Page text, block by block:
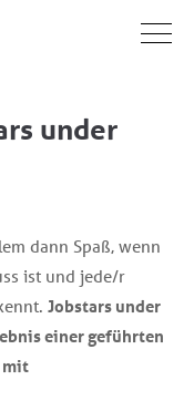
under
dann Spaß, wenn
ist und jede/r
Jobstars under
einer geführten
mit